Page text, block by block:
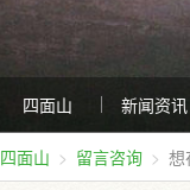
四面山 新闻资讯
四面山 留言咨询 想